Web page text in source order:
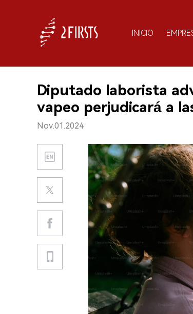
INICIO
Diputado laborista
vapeo perjudicará a
Nov.01.2024